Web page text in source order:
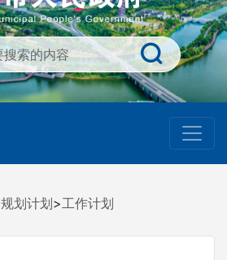
规划计划>工作计划